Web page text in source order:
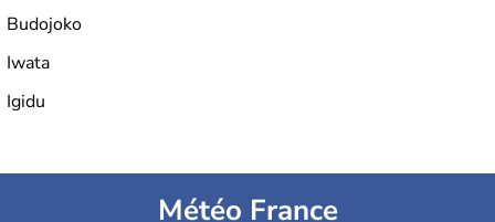
Budojoko
Iwata
Igidu
Météo France